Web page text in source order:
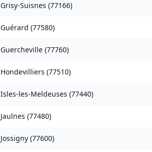
Grisy-Suisnes (77166)
Guérard (77580)
Guercheville (77760)
Hondevilliers (77510)
Isles-les-Meldeuses (77440)
Jaulnes (77480)
Jossigny (77600)